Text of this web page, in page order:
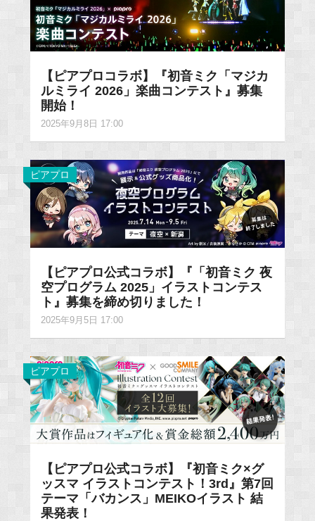
【ピアプロコラボ】『初音ミク「マジカ
ルミライ 2026」楽曲コンテスト』募集
開始！
2025年9月8日 17:00
ピアプロ
【ピアプロ公式コラボ】『「初音ミク 夜
空プログラム 2025」イラストコンテス
ト』募集を締め切りました！
2025年9月5日 17:00
ピアプロ
【ピアプロ公式コラボ】『初音ミク×グ
ッスマ イラストコンテスト！3rd』第7回
テーマ「バカンス」MEIKOイラスト 結
果発表！